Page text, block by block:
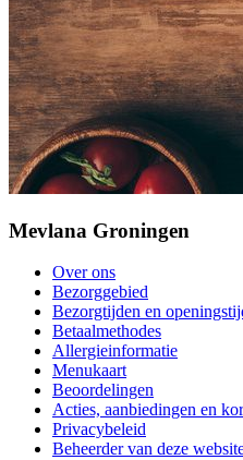
Mevlana Groningen
Over ons
Bezorggebied
Bezorgtijden en
Betaalmethodes
Allergieinformatie
Menukaart
Beoordelingen
Acties, aanbiedingen en
Privacybeleid
Beheerder van deze